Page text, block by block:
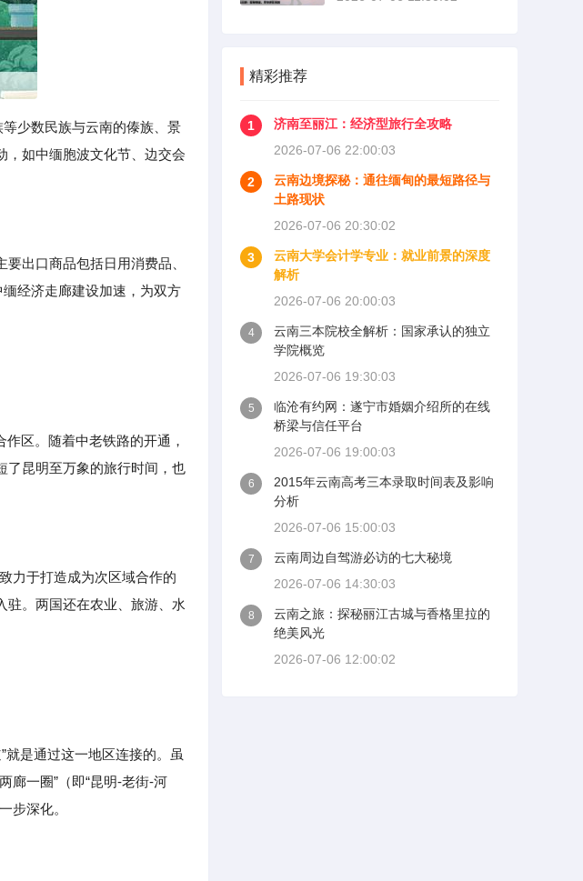
少数民族与云南的傣族、景
，如中缅胞波文化节、边交会
出口商品包括日用消费品、
经济走廊建设加速，为双方
区。随着中老铁路的开通，
了昆明至万象的旅行时间，也
力于打造成为次区域合作的
驻。两国还在农业、旅游、水
就是通过这一地区连接的。虽
廊一圈”（即“昆明-老街-河
步深化。
精彩推荐
1
济南至丽江：经济型旅行全攻略
2026-07-06 22:00:03
2
云南边境探秘：通往缅甸的最短路径与
土路现状
2026-07-06 20:30:02
3
云南大学会计学专业：就业前景的深度
解析
2026-07-06 20:00:03
4
云南三本院校全解析：国家承认的独立
学院概览
2026-07-06 19:30:03
5
临沧有约网：遂宁市婚姻介绍所的在线
桥梁与信任平台
2026-07-06 19:00:03
6
2015年云南高考三本录取时间表及影响
分析
2026-07-06 15:00:03
7
云南周边自驾游必访的七大秘境
2026-07-06 14:30:03
8
云南之旅：探秘丽江古城与香格里拉的
绝美风光
2026-07-06 12:00:02